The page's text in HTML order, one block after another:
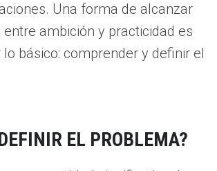
Una forma de alcanzar
ambición y practicidad es
básico: comprender y definir el
EL PROBLEMA?